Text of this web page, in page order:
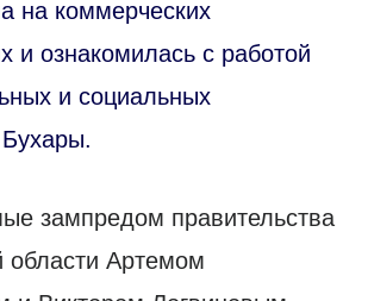
на коммерческих
и ознакомилась с работой
и социальных
зампредом правительства
области Артемом